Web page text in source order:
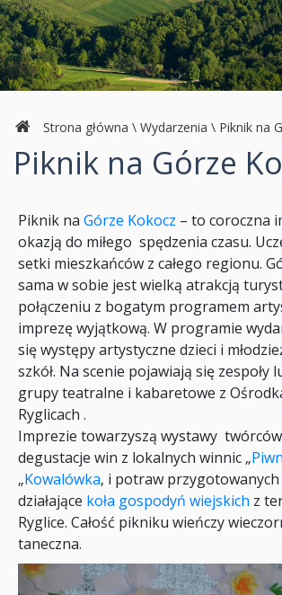
Strona główna \ Wydarzenia \ Piknik na
Piknik na Górze
Piknik na Górze Kokocz – to coroczna
okazją do miłego spędzenia czasu.
setki mieszkańców z całego regionu.
sama w sobie jest wielką atrakcją
połączeniu z bogatym programem
imprezę wyjątkową. W programie
się występy artystyczne dzieci i
szkół. Na scenie pojawiają się zespoły
grupy teatralne i kabaretowe z
Ryglicach .
Imprezie towarzyszą wystawy
degustacje win z lokalnych winnic „
„Kowalówka‚ i potraw
działające koła gospodyń wiejskich z
Ryglice. Całość pikniku wieńczy
taneczna.